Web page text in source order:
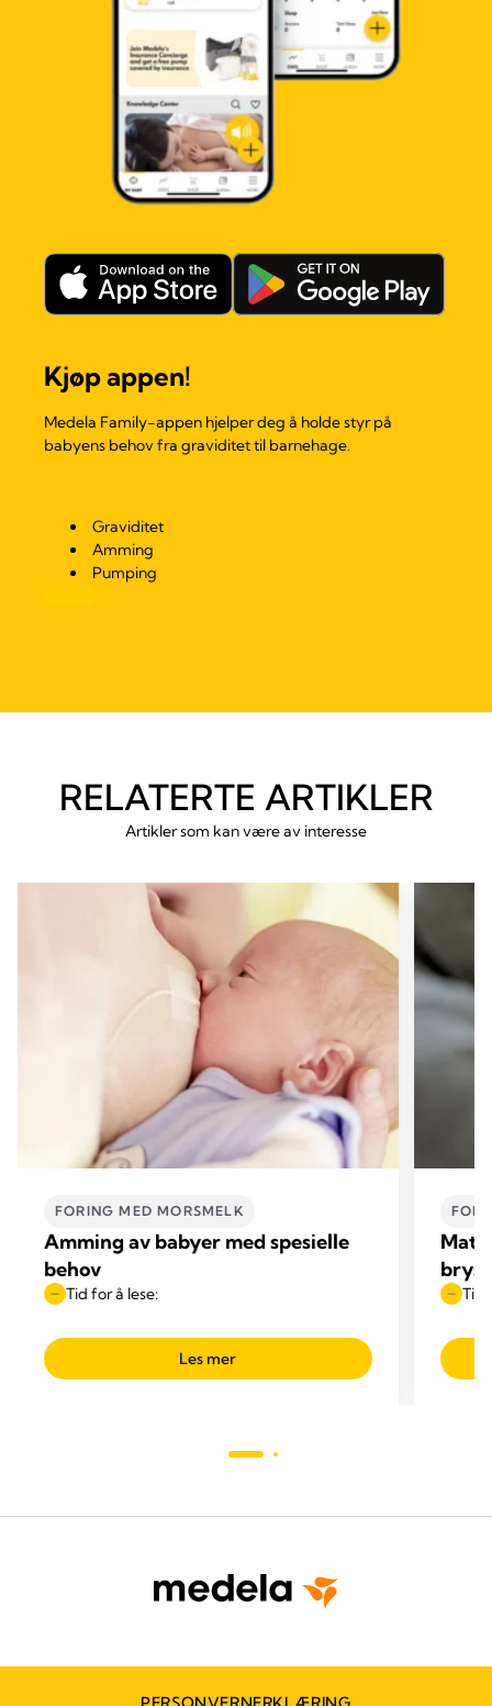
Kjøp appen!
Medela Family-appen hjelper deg å holde styr på
babyens behov fra graviditet til barnehage.
Graviditet
Amming
Pumping
RELATERTE ARTIKLER
Artikler som kan være av interesse
FORING MED MORSMELK
Amming av babyer med spesielle
behov
Tid for å lese:
Les mer
Tid